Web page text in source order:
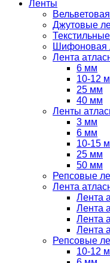
Ленты
Джутовые
Шифоновая
Лента
6 мм
10-12
25 мм
40 мм
Ленты
3 мм
6 мм
10-15
25 мм
50 мм
Репсовые
Лента
Лента
Лента
Лента
Лента
Репсовые
10-12